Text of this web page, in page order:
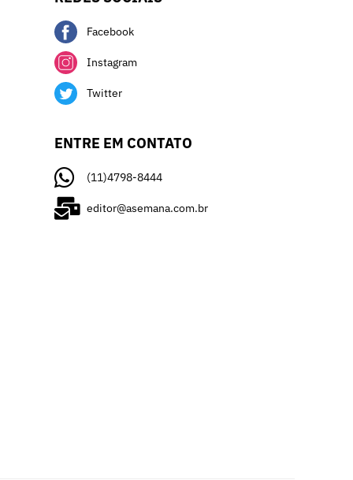
Facebook
Instagram
Twitter
ENTRE EM CONTATO
(11)4798-8444
editor@asemana.com.br